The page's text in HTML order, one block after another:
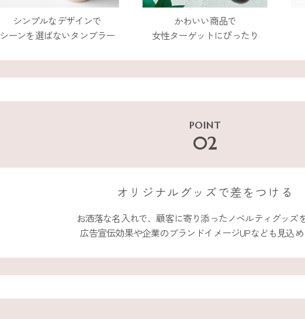
シンプルなデザインで
シーンを選ばないタンブラー
かわいい商品で
女性ターゲットにぴったり
POINT
02
オリジナルグッズで差をつける
お洒落な名入れで、顧客に寄り添ったノベルティグッズ
広告宣伝効果や企業のブランドイメージUPなども見込め